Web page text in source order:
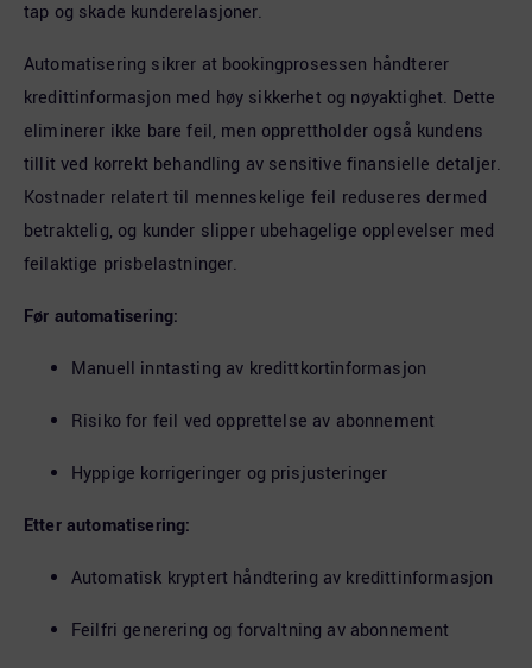
tap og skade kunderelasjoner.
Automatisering sikrer at bookingprosessen håndterer
kredittinformasjon med høy sikkerhet og nøyaktighet. Dette
eliminerer ikke bare feil, men opprettholder også kundens
tillit ved korrekt behandling av sensitive finansielle detaljer.
Kostnader relatert til menneskelige feil reduseres dermed
betraktelig, og kunder slipper ubehagelige opplevelser med
feilaktige prisbelastninger.
Før automatisering:
Manuell inntasting av kredittkortinformasjon
Risiko for feil ved opprettelse av abonnement
Hyppige korrigeringer og prisjusteringer
Etter automatisering:
Automatisk kryptert håndtering av kredittinformasjon
Feilfri generering og forvaltning av abonnement